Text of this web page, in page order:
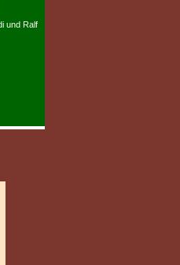
und Ralf